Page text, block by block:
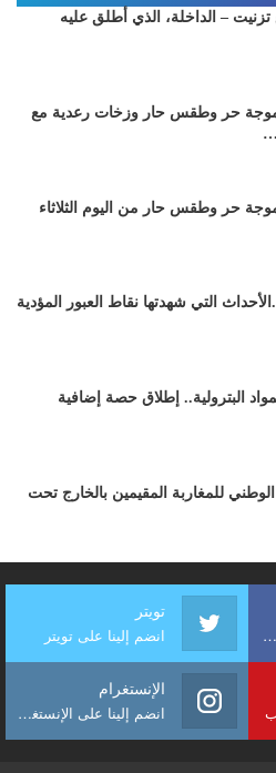
تزنيت – الداخلة، الذي أطلق عليه
حر وطقس حار وزخات رعدية مع
حر وطقس حار من اليوم الثلاثاء
التي شهدتها نقاط العبور المؤدية
البترولية.. إطلاق حصة إضافية
الوطني للمغاربة المقيمين بالخارج تحت
انضم إلينا على الفايسبوك
تويتر
انضم إلينا على تويتر
الإنستغرام
انضم إلينا على الإنستغرام